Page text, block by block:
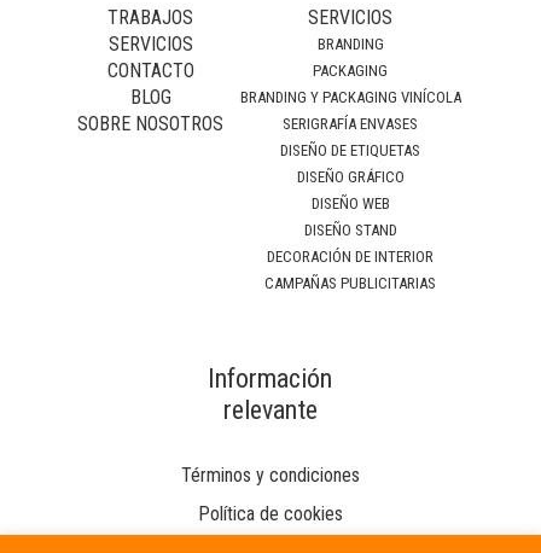
TRABAJOS
SERVICIOS
CONTACTO
BLOG
SOBRE NOSOTROS
SERVICIOS
BRANDING
PACKAGING
BRANDING Y PACKAGING VINÍCOLA
SERIGRAFÍA ENVASES
DISEÑO DE ETIQUETAS
DISEÑO GRÁFICO
DISEÑO WEB
DISEÑO STAND
DECORACIÓN DE INTERIOR
CAMPAÑAS PUBLICITARIAS
Información
relevante
Términos y condiciones
Política de cookies